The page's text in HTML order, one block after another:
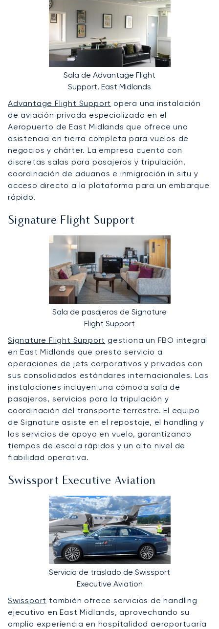
Sala de Advantage Flight
Support, East Midlands
Advantage Flight Support opera una instalación
de aviación privada especializada en el
Aeropuerto de East Midlands que ofrece una
asistencia en tierra completa para vuelos de
negocios y chárter. La empresa cuenta con
discretas salas para pasajeros y tripulación,
coordinación de aduanas e inmigración in situ y
acceso directo a la plataforma para un embarque
rápido.
Signature Flight Support
Sala de pasajeros de Signature
Flight Support
Signature Flight Support gestiona un FBO integral
en East Midlands que presta servicio a
operaciones de jets corporativos y privados con
sus consolidados estándares internacionales. Las
instalaciones incluyen una cómoda sala de
pasajeros, servicios para la tripulación y
coordinación del transporte terrestre. El equipo
de Signature asiste en el repostaje, el handling y
los servicios de apoyo en vuelo, garantizando
tiempos de escala rápidos y un alto nivel de
fiabilidad operativa.
Swissport Executive Aviation
Servicio de traslado de Swissport
Executive Aviation
Swissport también ofrece servicios de handling
ejecutivo en East Midlands, aprovechando su
amplia experiencia en hospitalidad aeroportuaria